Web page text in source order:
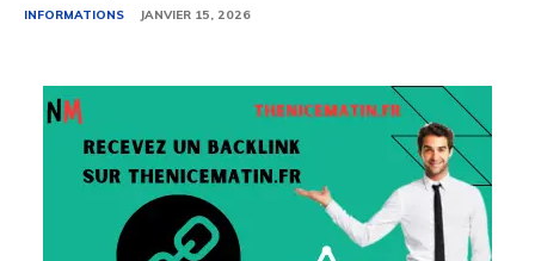
INFORMATIONS JANVIER 15, 2026